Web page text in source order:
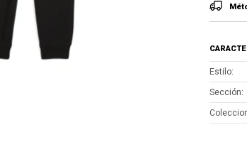
Estilo
Sección